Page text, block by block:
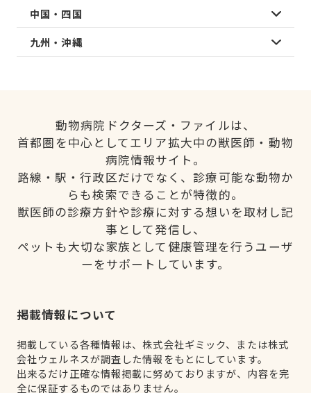
中国・四国
九州・沖縄
動物病院ドクターズ・ファイルは、
首都圏を中心としてエリア拡大中の獣医師・動物
病院情報サイト。
路線・駅・行政区だけでなく、診療可能な動物か
らも検索できることが特徴的。
獣医師の診療方針や診療に対する想いを取材し記
事として発信し、
ペットも大切な家族として健康管理を行うユーザ
ーをサポートしています。
掲載情報について
掲載している各種情報は、株式会社ギミック、または株式
会社ウェルネスが調査した情報をもとにしています。
出来るだけ正確な情報掲載に努めておりますが、内容を完
全に保証するものではありません。